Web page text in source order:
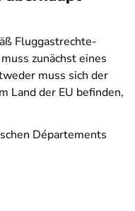
Fluggastrechte-
zunächst eines
muss sich der
Land der EU befinden,
Départements